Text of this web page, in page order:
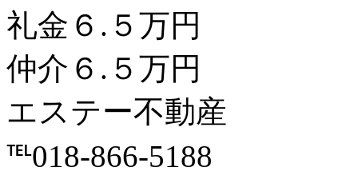
礼金６.５万円
仲介６.５万円
エステー不動産
℡018-866-5188